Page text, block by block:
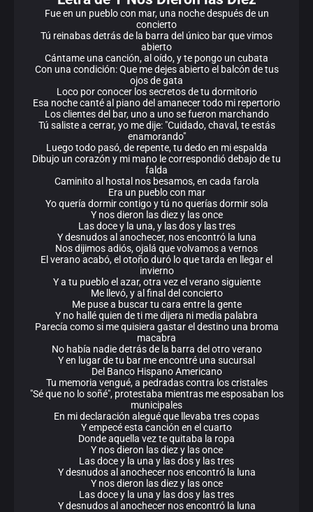
Fue en un pueblo con mar, una noche después de un
concierto
Tú reinabas detrás de la barra del único bar que vimos
abierto
Cántame una canción, al oído, y te pongo un cubata
Con una condición: Que me dejes abierto el balcón de tus
ojos de gata
Loco por conocer los secretos de tu dormitorio
Esa noche canté al piano del amanecer todo mi repertorio
Los clientes del bar, uno a uno se fueron marchando
Tú saliste a cerrar, yo me dije: "Cuidado, chaval, te estás
enamorando"
Luego todo pasó, de repente, tu dedo en mi espalda
Dibujo un corazón y mi mano le correspondió debajo de tu
falda
Caminito al hostal nos besamos, en cada farola
Era un pueblo con mar
Yo quería dormir contigo y tú no querías dormir sola
Y nos dieron las diez y las once
Las doce y la una, y las dos y las tres
Y desnudos al anochecer, nos encontró la luna
Nos dijimos adiós, ojalá que volvamos a vernos
El verano acabó, el otoño duró lo que tarda en llegar el
invierno
Y a tu pueblo el azar, otra vez el verano siguiente
Me llevó, y al final del concierto
Me puse a buscar tu cara entre la gente
Y no hallé quien de ti me dijera ni media palabra
Parecía como si me quisiera gastar el destino una broma
macabra
No había nadie detrás de la barra del otro verano
Y en lugar de tu bar me encontré una sucursal
Del Banco Hispano Americano
Tu memoria vengué, a pedradas contra los cristales
"Sé que no lo soñé", protestaba mientras me esposaban los
municipales
En mi declaración alegué que llevaba tres copas
Y empecé esta canción en el cuarto
Donde aquella vez te quitaba la ropa
Y nos dieron las diez y las once
Las doce y la una y las dos y las tres
Y desnudos al anochecer nos encontró la luna
Y nos dieron las diez y las once
Las doce y la una y las dos y las tres
Y desnudos al anochecer nos encontró la luna